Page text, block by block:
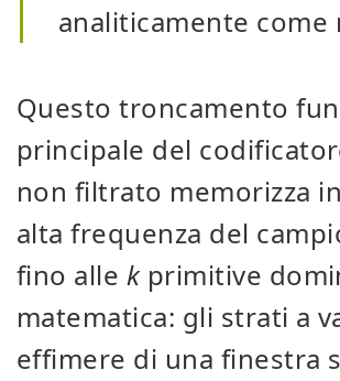
analiticamente
Questo troncamento
principale del
non filtrato memorizza
alta frequenza del
fino alle kprimitive
matematica: gli strati a
effimere di una finestra